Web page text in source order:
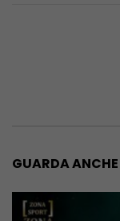
GUARDA ANCHE